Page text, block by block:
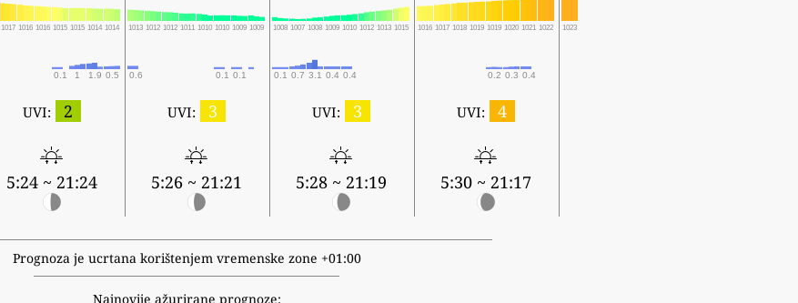
1017 1016 1016 1015 1015 1014 1014 1013 1012 1012 1011 1010 1010 1009 1009 1008 1007 1008 1009 1010 1012 1013 1015 1016 1017 1018 1019 1019 1020 1021 1022 1023
0.1 1 1.9 0.5 0.6 0.1 0.1 0.1 0.7 3.1 0.4 0.4 0.2 0.3 0.4
UVI: 2
5:24 ~ 21:24
UVI: 3
5:26 ~ 21:21
UVI: 3
5:28 ~ 21:19
UVI: 4
5:30 ~ 21:17
Prognoza je ucrtana korištenjem vremenske zone +01:00
Najnovije ažurirane prognoze: